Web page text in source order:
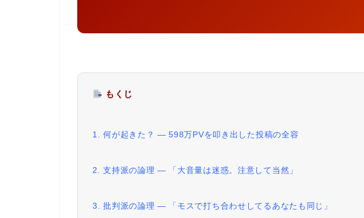
もくじ
1. 何が起きた？ ― 598万PVを叩き出した投稿の全容
2. 支持派の論理 ― 「大音量は迷惑。注意して当然」
3. 批判派の論理 ― 「モスで打ち合わせしてるあなたも同じ」